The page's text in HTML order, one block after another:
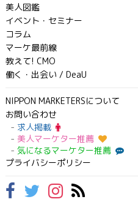
美人図鑑
イベント・セミナー
コラム
マーケ最前線
教えて! CMO
働く・出会い / DeaU
NIPPON MARKETERSについて
お問い合わせ
求人掲載
美人マーケター推薦
気になるマーケター推薦
プライバシーポリシー